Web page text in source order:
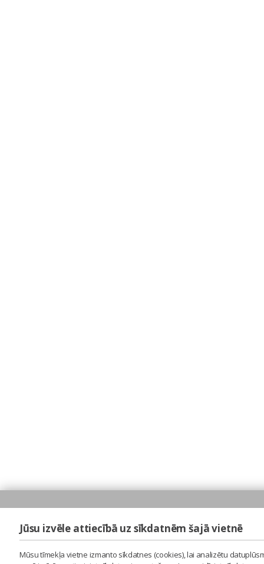
Jūsu izvēle attiecībā uz sīkdatnēm šajā vietnē
Mūsu tīmekļa vietne izmanto sīkdatnes (cookies), lai analizētu